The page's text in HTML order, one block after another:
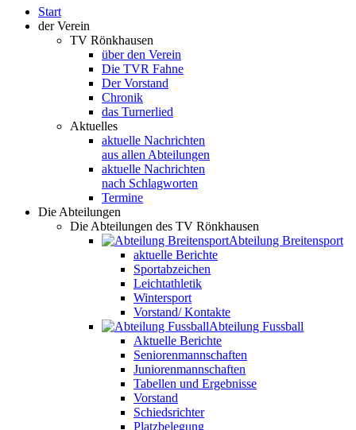
Start
der Verein
TV Rönkhausen
über den Verein
Die TVR Fahne
Der Vorstand
Chronik
das Turnerlied
Aktuelles
aktuelle Nachrichten
aus allen Abteilungen
aktuelle Nachrichten
nach Schlagworten
Termine
Die Abteilungen
Die Abteilungen des TV Rönkhausen
Abteilung Breitensport
aktuelle Berichte
Sportabzeichen
Leichtathletik
Wintersport
Vorstand/ Kontakte
Abteilung Fussball
Aktuelle Berichte
Seniorenmannschaften
Juniorenmannschaften
Tabellen und Ergebnisse
Vorstand
Schiedsrichter
Platzbelegung